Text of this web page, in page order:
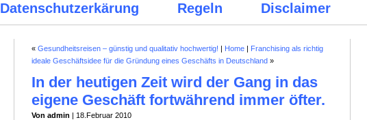
Datenschutzerkärung Regeln Disclaimer
« Gesundheitsreisen – günstig und qualitativ hochwertig! | Home | Franchising als richtig
ideale Geschäftsidee für die Gründung eines Geschäfts in Deutschland »
In der heutigen Zeit wird der Gang in das
eigene Geschäft fortwährend immer öfter.
Von admin | 18.Februar 2010